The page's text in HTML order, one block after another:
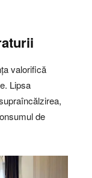
valorifică
Lipsa
de